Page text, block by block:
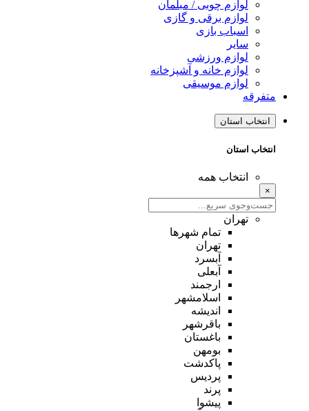
لوازم چوبی / مبلمان
لوازم برقی و گازی
اسباب بازی
سایر
لوازم ورزشی
لوازم خانه و آشپزخانه
لوازم موسیقی
متفرقه
انتخاب استان
انتخاب استان
انتخاب همه
×
تهران
تمام شهر‌ها
تهران
آبسرد
آبعلی
ارجمند
اسلامشهر
اندیشه
باقرشهر
باغستان
بومهن
پاکدشت
پردیس
پرند
پیشوا